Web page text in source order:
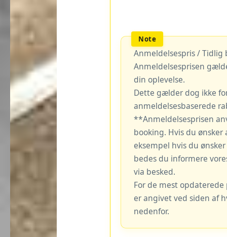
Anmeldelsespris / Tidlig
Anmeldelsesprisen
din oplevelse.
Dette gælder dog ikke
anmeldelsesbaserede
**Anmeldelsesprisen
booking. Hvis du
eksempel hvis du
bedes du informere
via besked.
For de mest
er angivet ved siden af
nedenfor.